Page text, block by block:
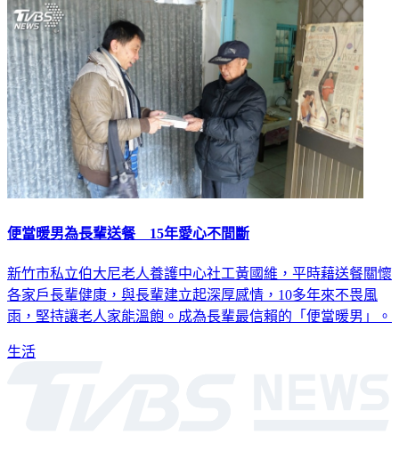
便當暖男為長輩送餐 15年愛心不間斷
新竹市私立伯大尼老人養護中心社工黃國維，平時藉送餐關懷
各家戶長輩健康，與長輩建立起深厚感情，10多年來不畏風
雨，堅持讓老人家能溫飽。成為長輩最信賴的「便當暖男」。
生活